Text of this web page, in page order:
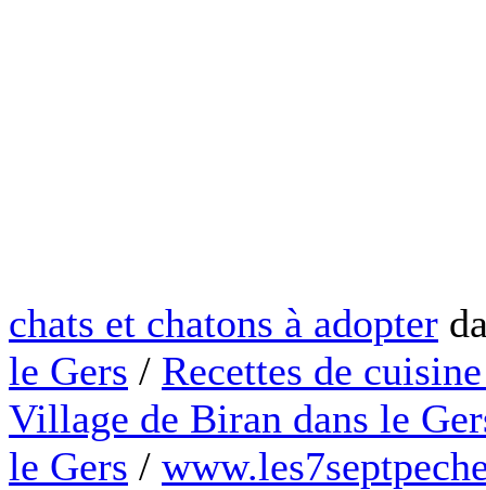
chats et chatons à adopter
le Gers / Recettes de
Village de Biran dans le
le Gers /